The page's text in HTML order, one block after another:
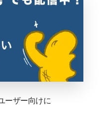
ーザー向けに